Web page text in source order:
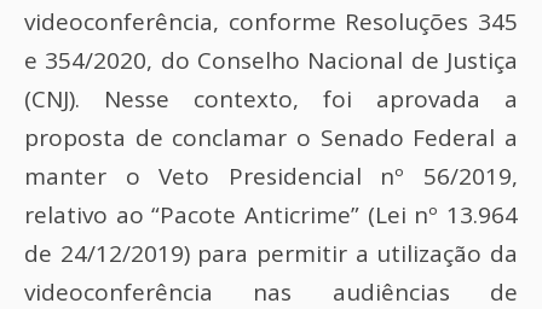
videoconferência, conforme Resoluções 345
e 354/2020, do Conselho Nacional de Justiça
(CNJ). Nesse contexto, foi aprovada a
proposta de conclamar o Senado Federal a
manter o Veto Presidencial nº 56/2019,
relativo ao “Pacote Anticrime” (Lei nº 13.964
de 24/12/2019) para permitir a utilização da
videoconferência nas audiências de